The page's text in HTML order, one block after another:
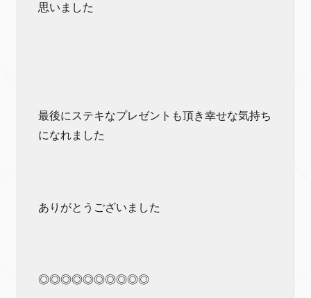
思いました
最後にステキなプレゼントも頂き幸せな気持ち
になれました
ありがとうございました
◎◎◎◎◎◎◎◎◎◎